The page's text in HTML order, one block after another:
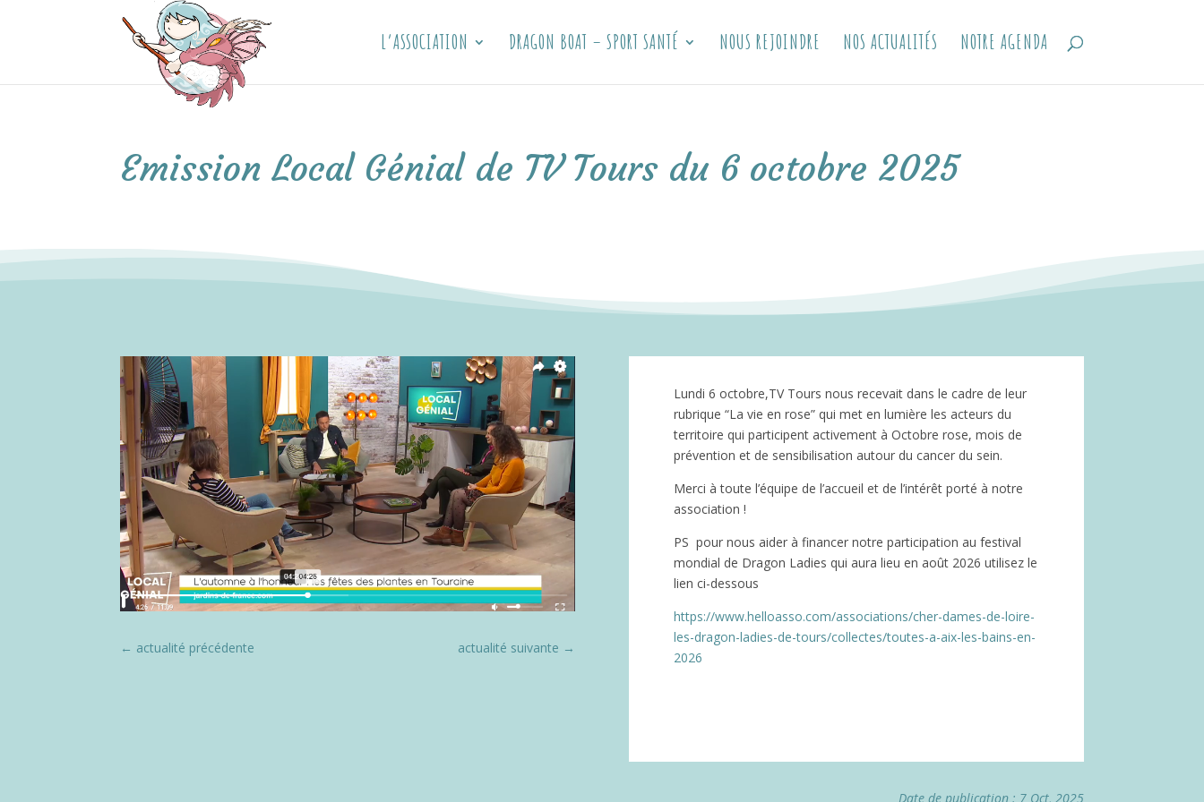
L’ASSOCIATION DRAGON BOAT – SPORT SANTÉ NOUS REJOINDRE NOS ACTUALITÉS NOTRE AGENDA
Emission Local Génial de TV Tours du 6 octobre 2025
← actualité précédente actualité suivante →
Lundi 6 octobre,TV Tours nous recevait dans le cadre de leur
rubrique “La vie en rose” qui met en lumière les acteurs du
territoire qui participent activement à Octobre rose, mois de
prévention et de sensibilisation autour du cancer du sein.
Merci à toute l’équipe de l’accueil et de l’intérêt porté à notre
association !
PS pour nous aider à financer notre participation au festival
mondial de Dragon Ladies qui aura lieu en août 2026 utilisez le
lien ci-dessous
https://www.helloasso.com/associations/cher-dames-de-loire-
les-dragon-ladies-de-tours/collectes/toutes-a-aix-les-bains-en-
2026
Date de publication : 7 Oct, 2025